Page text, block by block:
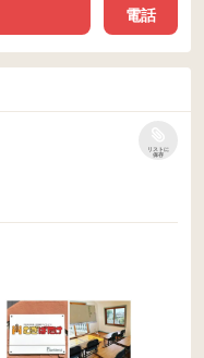
電話
リストに
保存